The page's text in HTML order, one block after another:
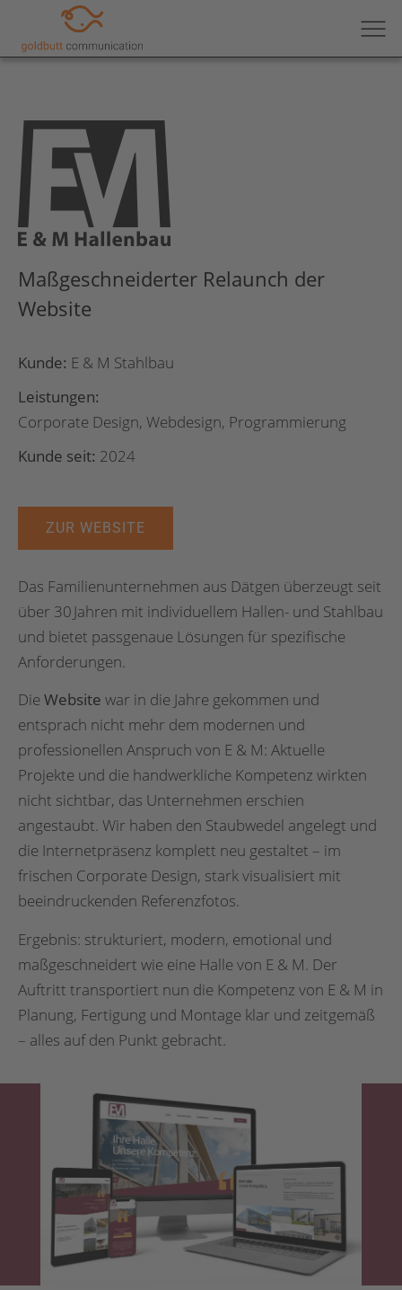
Maßgeschneiderter Relaunch der
Website
Kunde: E & M Stahlbau
Leistungen:
Corporate Design, Webdesign, Programmierung
Kunde seit: 2024
ZUR WEBSITE
Das Familienunternehmen aus Dätgen überzeugt seit
über 30 Jahren mit individuellem Hallen- und Stahlbau
und bietet passgenaue Lösungen für spezifische
Anforderungen.
Die Website war in die Jahre gekommen und
entsprach nicht mehr dem modernen und
professionellen Anspruch von E & M: Aktuelle
Projekte und die handwerkliche Kompetenz wirkten
nicht sichtbar, das Unternehmen erschien
angestaubt. Wir haben den Staubwedel angelegt und
die Internetpräsenz komplett neu gestaltet – im
frischen Corporate Design, stark visualisiert mit
beeindruckenden Referenzfotos.
Ergebnis: strukturiert, modern, emotional und
maßgeschneidert wie eine Halle von E & M. Der
Auftritt transportiert nun die Kompetenz von E & M in
Planung, Fertigung und Montage klar und zeitgemäß
– alles auf den Punkt gebracht.